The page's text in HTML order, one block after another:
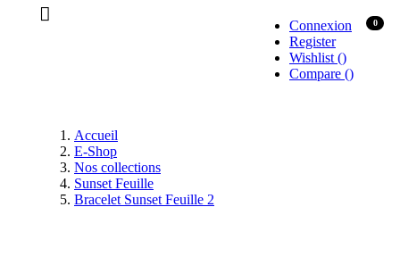
Connexion
Register
Wishlist ()
Compare ()
0
Accueil
E-Shop
Nos collections
Sunset Feuille
Bracelet Sunset Feuille 2